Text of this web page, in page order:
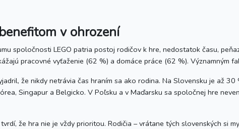
v ohrození
spoločnosti LEGO patria postoj rodičov k hre, nedostatok času,
pracovné vyťaženie (62 %) a domáce práce (62 %). Významným
že nikdy netrávia čas hraním sa ako rodina. Na Slovensku je až
Singapur a Belgicko. V Poľsku a v Maďarsku sa spoločnej hre
že hra nie je vždy prioritou. Rodičia – vrátane tých slovenských si